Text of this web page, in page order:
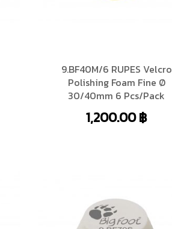
9.BF40M/6 RUPES Velcro
Polishing Foam Fine Ø
30/40mm 6 Pcs/Pack
1,200.00฿